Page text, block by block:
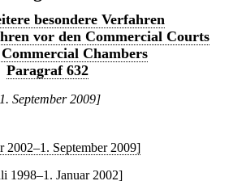
besondere Verfahren
vor den Commercial Courts
Chambers
Paragraf 632
September 2009]
2002–1. September 2009]
1998–1. Januar 2002]